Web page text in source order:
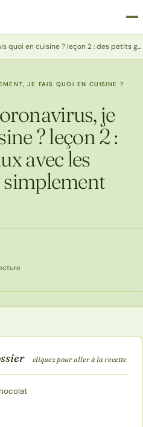
Confinement coronavirus, je fais quoi en cuisine ? leçon 2 : des petits gâteaux avec les enfants ou tout simplement pour moi
JE FAIS QUOI EN CUISINE ?
je
? leçon 2 :
avec les
cliquez pour aller à la recette